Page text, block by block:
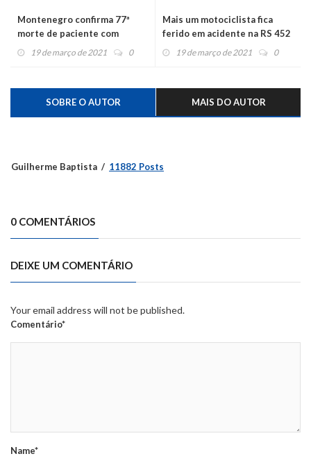
Montenegro confirma 77ª
morte de paciente com
coronavírus
19 de março de 2021 0
Mais um motociclista fica
ferido em acidente na RS 452
19 de março de 2021 0
SOBRE O AUTOR MAIS DO AUTOR
Guilherme Baptista 11882 Posts
0 COMENTÁRIOS
DEIXE UM COMENTÁRIO
Your email address will not be published.
Comentário*
Name*